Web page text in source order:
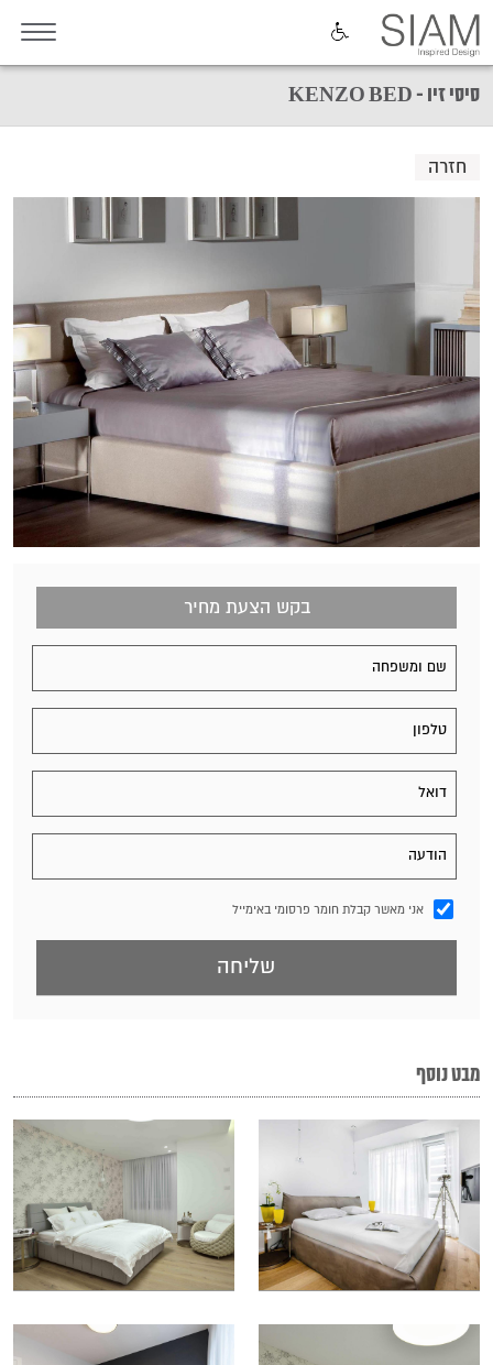
סיסי זיו - KENZO BED
חזרה
בקש הצעת מחיר
אני מאשר קבלת חומר פרסומי באימייל
מבט נוסף